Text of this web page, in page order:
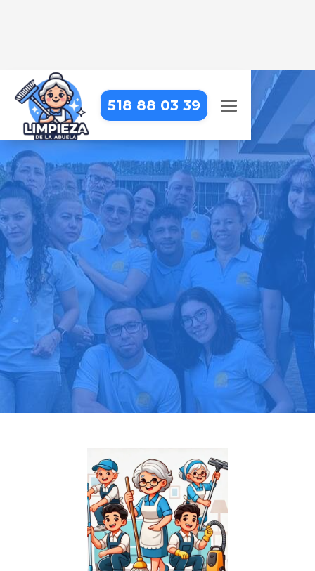
518 88 03 39
LIMPIEZA DE OBRA EN ÁRCHEZ
Dejamos tu obra impecable, con
una limpieza detallada que resalta
cada acabado
Pide tu presupuesto gratis
Llama hoy: 518 88 03 39
Más de 1000 clientes confían en nosotros
⭐⭐⭐⭐⭐